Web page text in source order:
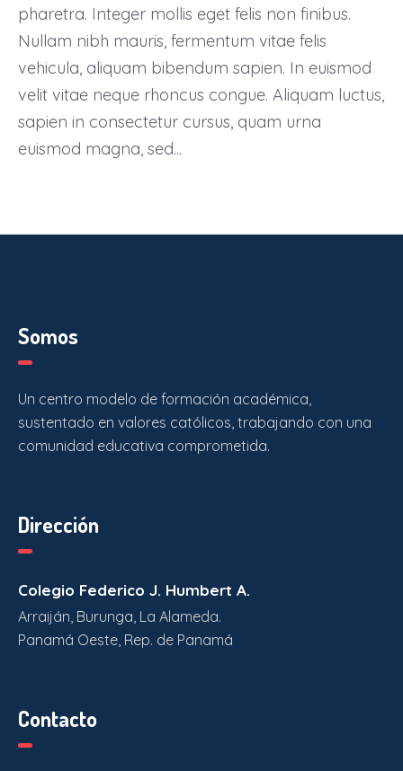
pharetra. Integer mollis eget felis non finibus.
Nullam nibh mauris, fermentum vitae felis
vehicula, aliquam bibendum sapien. In euismod
velit vitae neque rhoncus congue. Aliquam luctus,
sapien in consectetur cursus, quam urna
euismod magna, sed...
Somos
Un centro modelo de formación académica,
sustentado en valores católicos, trabajando con una
comunidad educativa comprometida.
Dirección
Colegio Federico J. Humbert A.
Arraiján, Burunga, La Alameda.
Panamá Oeste, Rep. de Panamá
Contacto